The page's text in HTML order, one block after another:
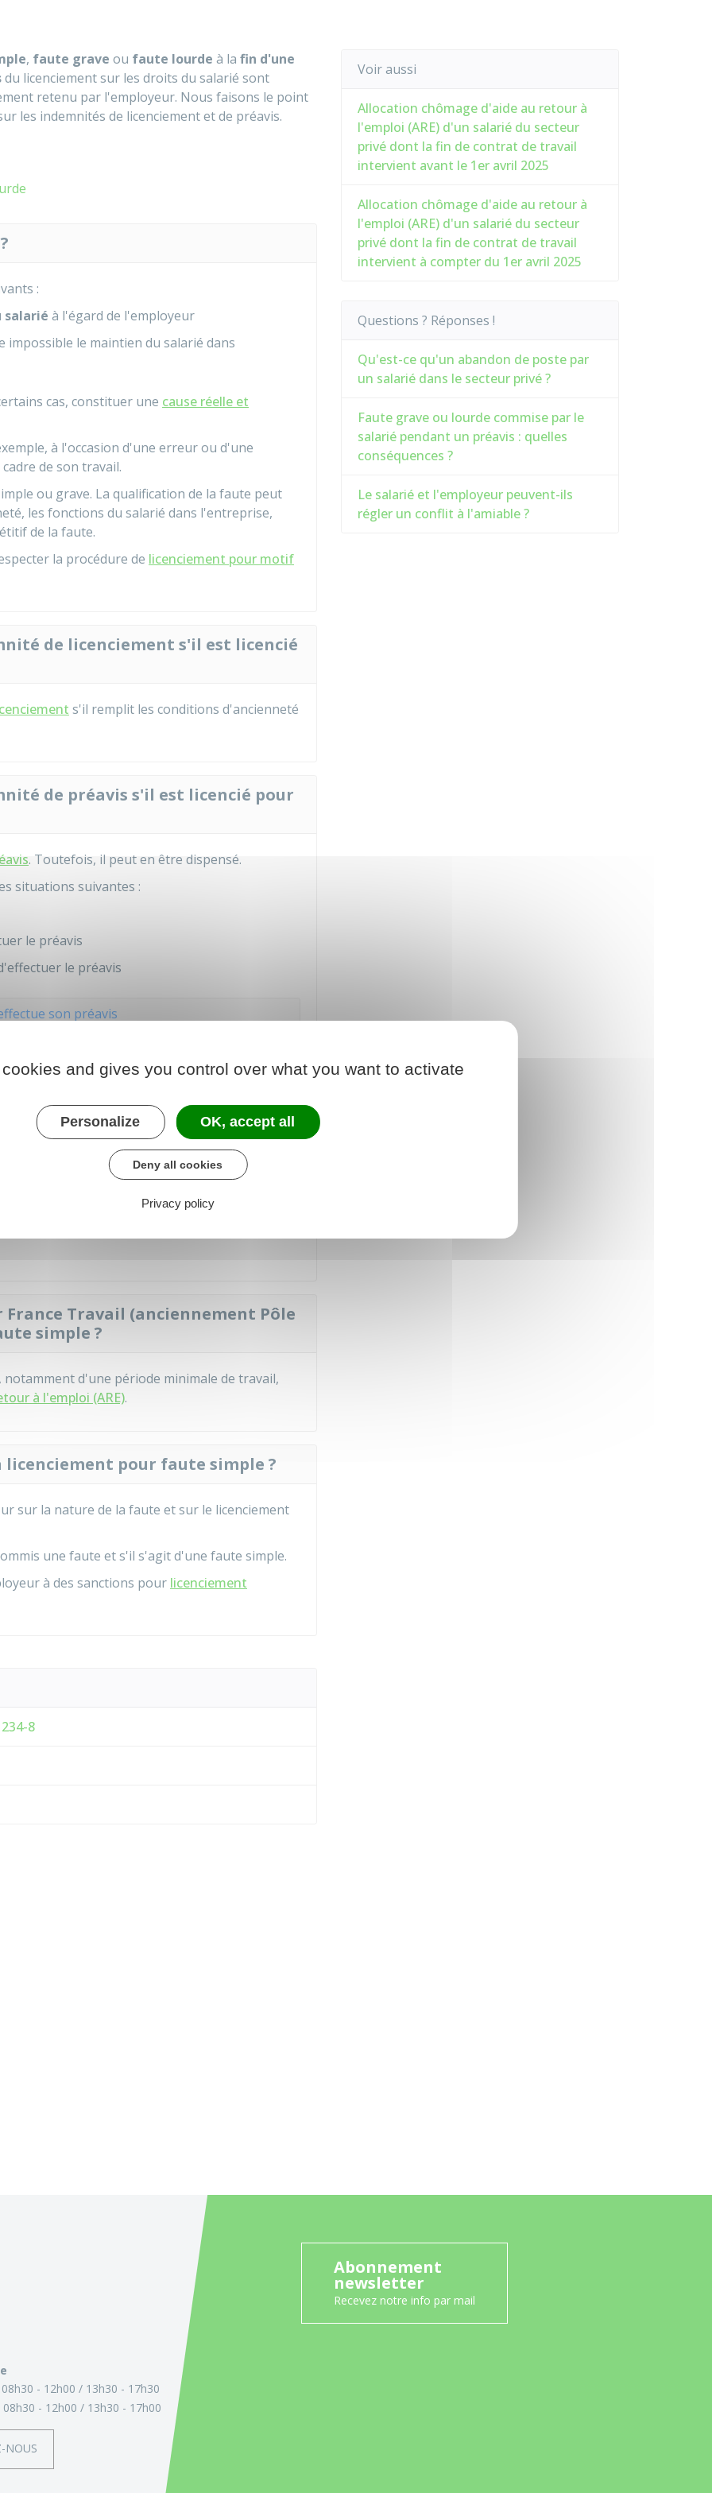
, faute grave ou faute lourde à la fin d'une
du licenciement sur les droits du salarié sont
retenu par l'employeur. Nous faisons le point
les indemnités de licenciement et de préavis.
:
salarié à l'égard de l'employeur
impossible le maintien du salarié dans
cas, constituer une cause réelle et
à l'occasion d'une erreur ou d'une
de son travail.
ou grave. La qualification de la faute peut
les fonctions du salarié dans l'entreprise,
de la faute.
la procédure de licenciement pour motif
de licenciement s'il est licencié
s'il remplit les conditions d'ancienneté
de préavis s'il est licencié pour
. Toutefois, il peut en être dispensé.
situations suivantes :
le préavis
le préavis
son préavis
de congés payés s'il est licencié
Travail (anciennement Pôle
simple ?
, notamment d'une période minimale de travail,
à l'emploi (ARE).
pour faute simple ?
sur la nature de la faute et sur le licenciement
une faute et s'il s'agit d'une faute simple.
à des sanctions pour licenciement
8
Voir aussi
Allocation chômage d'aide au retour à
l'emploi (ARE) d'un salarié du secteur
privé dont la fin de contrat de travail
intervient avant le 1er avril 2025
Allocation chômage d'aide au retour à
l'emploi (ARE) d'un salarié du secteur
privé dont la fin de contrat de travail
intervient à compter du 1er avril 2025
Questions ? Réponses !
Qu'est-ce qu'un abandon de poste par
un salarié dans le secteur privé ?
Faute grave ou lourde commise par le
salarié pendant un préavis : quelles
conséquences ?
Le salarié et l'employeur peuvent-ils
régler un conflit à l'amiable ?
08h30 - 12h00
13h30 - 17h30
08h30 - 12h00 13h30 - 17h00
NOUS
Abonnement
newsletter
Recevez notre info par mail
and gives you control over what you want to activate
Personalize OK, accept all
Deny all cookies
Privacy policy